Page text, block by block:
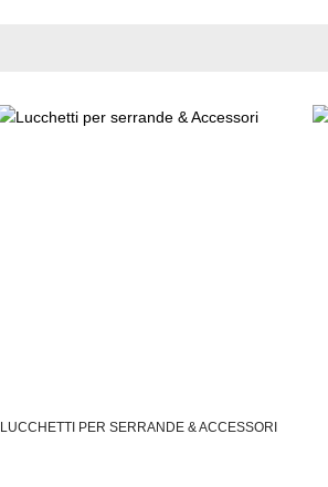
LUCCHETTI PER SERRANDE & ACCESSORI